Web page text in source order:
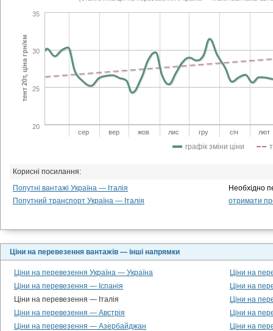
графік зміни ціни
сер вер жов лис гру січ лют
20
25
30
35
тент 20т, ціна грн/км
Корисні посилання:
Попутні вантажі Україна — Італія
Необхідно
Попутний транспорт Україна — Італія
отримати
Ціни на перевезення вантажів — інші напрямки
Ціни на перевезення Україна — Україна
Ціни на
Ціни на перевезення — Іспанія
Ціни на
Ціни на перевезення — Італія
Ціни на
Ціни на перевезення — Австрія
Ціни на
Ціни на перевезення — Азербайджан
Ціни на